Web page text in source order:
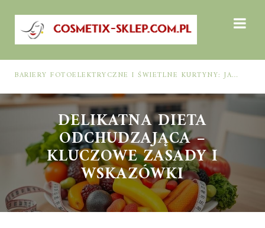
BARIERY FOTOELEKTRYCZNE I ŚWIETLNE KURTYNY: JAK DOBRAĆ ROZWIĄZANIE DO BEZPIECZEŃSTWA FUNKCJONALNEGO (MUTING, BLANKING, TYP 2 I TYP 4)
DELIKATNA DIETA
ODCHUDZAJĄCA –
KLUCZOWE ZASADY I
WSKAZÓWKI